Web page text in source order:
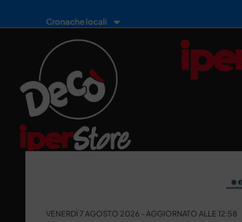
Cronache locali
VENERDÌ 7 AGOSTO 2026 - AGGIORNATO ALLE 12:58